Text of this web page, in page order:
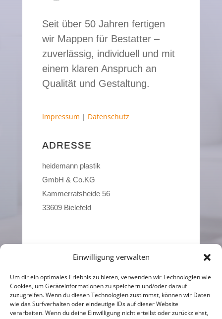
Einwilligung verwalten
Um dir ein optimales Erlebnis zu bieten, verwenden wir Technologien wie
Cookies, um Geräteinformationen zu speichern und/oder darauf
zuzugreifen. Wenn du diesen Technologien zustimmst, können wir Daten
wie das Surfverhalten oder eindeutige IDs auf dieser Website
verarbeiten. Wenn du deine Einwilligung nicht erteilst oder zurückziehst,
Seit über 50 Jahren fertigen
wir Mappen für Bestatter –
zuverlässig, individuell und mit
einem klaren Anspruch an
Qualität und Gestaltung.
Impressum | Datenschutz
ADRESSE
heidemann plastik
GmbH & Co.KG
Kammerratsheide 56
33609 Bielefeld
KONTAKT
kontakt@schoene-mappen.de
 0521 329 292 48